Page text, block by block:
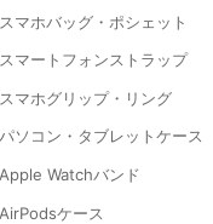
スマホバッグ・ポシェット
スマートフォンストラップ
スマホグリップ・リング
パソコン・タブレットケース
Apple Watchバンド
AirPodsケース